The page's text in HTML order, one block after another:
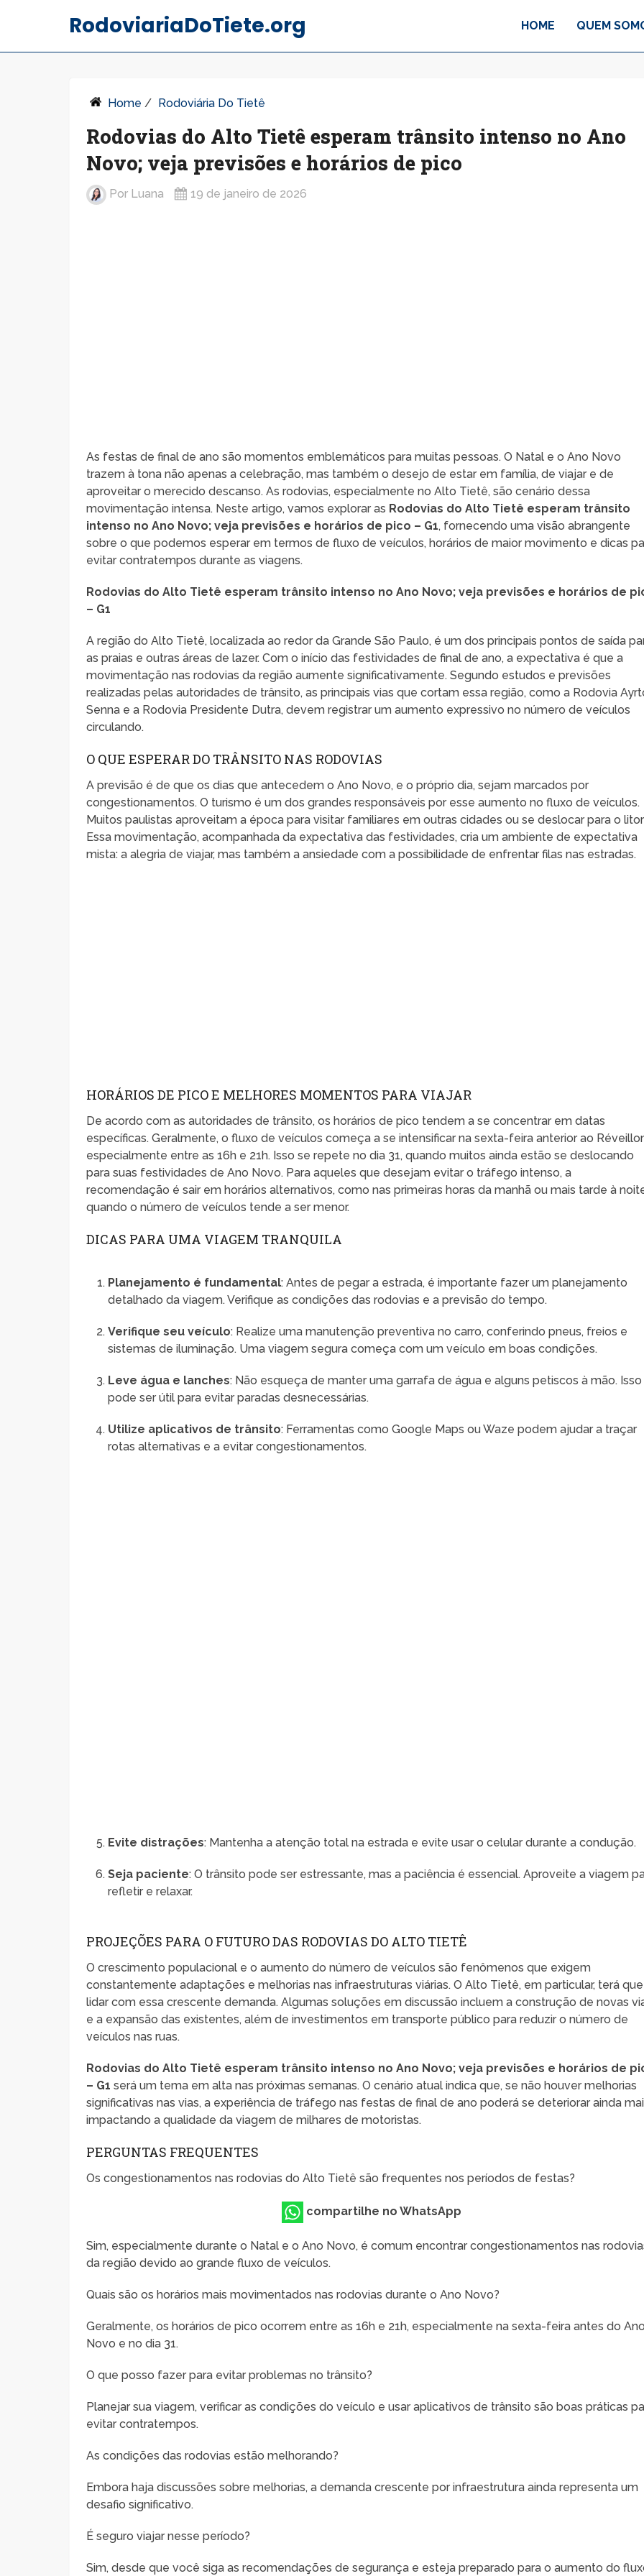
RodoviariaDoTiete.org HOME QUEM
Home / Rodoviária Do Tietê
Rodovias do Alto Tietê esperam trânsito intenso no Ano
Novo; veja previsões e horários de pico
Por Luana 19 de janeiro de 2026
As festas de final de ano são momentos emblemáticos para muitas pessoas. O Natal e o Ano Novo
trazem à tona não apenas a celebração, mas também o desejo de estar em família, de viajar e de
aproveitar o merecido descanso. As rodovias, especialmente no Alto Tietê, são cenário dessa
movimentação intensa. Neste artigo, vamos explorar as Rodovias do Alto Tietê esperam trânsito
intenso no Ano Novo; veja previsões e horários de pico – G1, fornecendo uma visão abrangente
sobre o que podemos esperar em termos de fluxo de veículos, horários de maior movimento e dicas
evitar contratempos durante as viagens.
Rodovias do Alto Tietê esperam trânsito intenso no Ano Novo; veja previsões e horários de
– G1
A região do Alto Tietê, localizada ao redor da Grande São Paulo, é um dos principais pontos de saída
as praias e outras áreas de lazer. Com o início das festividades de final de ano, a expectativa é que a
movimentação nas rodovias da região aumente significativamente. Segundo estudos e previsões
realizadas pelas autoridades de trânsito, as principais vias que cortam essa região, como a Rodovia
Senna e a Rodovia Presidente Dutra, devem registrar um aumento expressivo no número de veículos
circulando.
O QUE ESPERAR DO TRÂNSITO NAS RODOVIAS
A previsão é de que os dias que antecedem o Ano Novo, e o próprio dia, sejam marcados por
congestionamentos. O turismo é um dos grandes responsáveis por esse aumento no fluxo de veículos.
Muitos paulistas aproveitam a época para visitar familiares em outras cidades ou se deslocar para o
Essa movimentação, acompanhada da expectativa das festividades, cria um ambiente de expectativa
mista: a alegria de viajar, mas também a ansiedade com a possibilidade de enfrentar filas nas estradas.
HORÁRIOS DE PICO E MELHORES MOMENTOS PARA VIAJAR
De acordo com as autoridades de trânsito, os horários de pico tendem a se concentrar em datas
específicas. Geralmente, o fluxo de veículos começa a se intensificar na sexta-feira anterior ao
especialmente entre as 16h e 21h. Isso se repete no dia 31, quando muitos ainda estão se deslocando
para suas festividades de Ano Novo. Para aqueles que desejam evitar o tráfego intenso, a
recomendação é sair em horários alternativos, como nas primeiras horas da manhã ou mais tarde à
quando o número de veículos tende a ser menor.
DICAS PARA UMA VIAGEM TRANQUILA
Planejamento é fundamental: Antes de pegar a estrada, é importante fazer um planejamento
detalhado da viagem. Verifique as condições das rodovias e a previsão do tempo.
Verifique seu veículo: Realize uma manutenção preventiva no carro, conferindo pneus, freios e
sistemas de iluminação. Uma viagem segura começa com um veículo em boas condições.
Leve água e lanches: Não esqueça de manter uma garrafa de água e alguns petiscos à mão. Isso
pode ser útil para evitar paradas desnecessárias.
Utilize aplicativos de trânsito: Ferramentas como Google Maps ou Waze podem ajudar a traçar
rotas alternativas e a evitar congestionamentos.
Evite distrações: Mantenha a atenção total na estrada e evite usar o celular durante a condução.
Seja paciente: O trânsito pode ser estressante, mas a paciência é essencial. Aproveite a viagem
refletir e relaxar.
PROJEÇÕES PARA O FUTURO DAS RODOVIAS DO ALTO TIETÊ
O crescimento populacional e o aumento do número de veículos são fenômenos que exigem
constantemente adaptações e melhorias nas infraestruturas viárias. O Alto Tietê, em particular, terá que
lidar com essa crescente demanda. Algumas soluções em discussão incluem a construção de novas
e a expansão das existentes, além de investimentos em transporte público para reduzir o número de
veículos nas ruas.
Rodovias do Alto Tietê esperam trânsito intenso no Ano Novo; veja previsões e horários de
– G1 será um tema em alta nas próximas semanas. O cenário atual indica que, se não houver melhorias
significativas nas vias, a experiência de tráfego nas festas de final de ano poderá se deteriorar ainda
impactando a qualidade da viagem de milhares de motoristas.
PERGUNTAS FREQUENTES
Os congestionamentos nas rodovias do Alto Tietê são frequentes nos períodos de festas?
compartilhe no WhatsApp
Sim, especialmente durante o Natal e o Ano Novo, é comum encontrar congestionamentos nas
da região devido ao grande fluxo de veículos.
Quais são os horários mais movimentados nas rodovias durante o Ano Novo?
Geralmente, os horários de pico ocorrem entre as 16h e 21h, especialmente na sexta-feira antes do
Novo e no dia 31.
O que posso fazer para evitar problemas no trânsito?
Planejar sua viagem, verificar as condições do veículo e usar aplicativos de trânsito são boas práticas
evitar contratempos.
As condições das rodovias estão melhorando?
Embora haja discussões sobre melhorias, a demanda crescente por infraestrutura ainda representa um
desafio significativo.
É seguro viajar nesse período?
Sim, desde que você siga as recomendações de segurança e esteja preparado para o aumento do